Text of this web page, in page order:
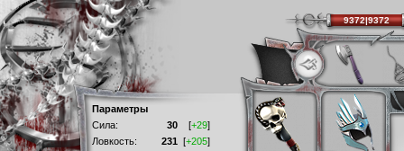
Параметры
Сила:
30 [+29]
Ловкость:
231 [+205]
9372|9372